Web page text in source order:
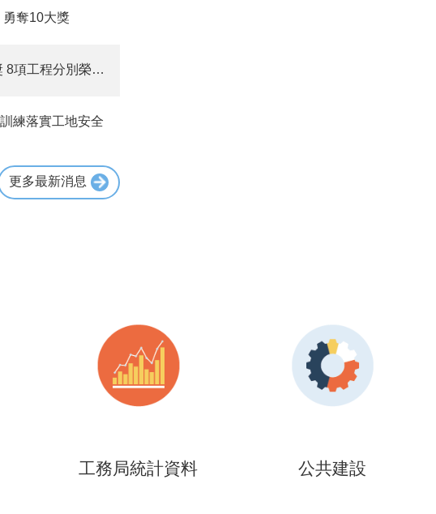
勇奪10大獎
卓越、金質及優質獎
練落實工地安全
更多最新消息
工務局統計資料 公共建設